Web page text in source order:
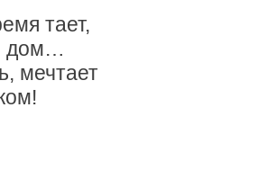
тает,
дом…
мечтает